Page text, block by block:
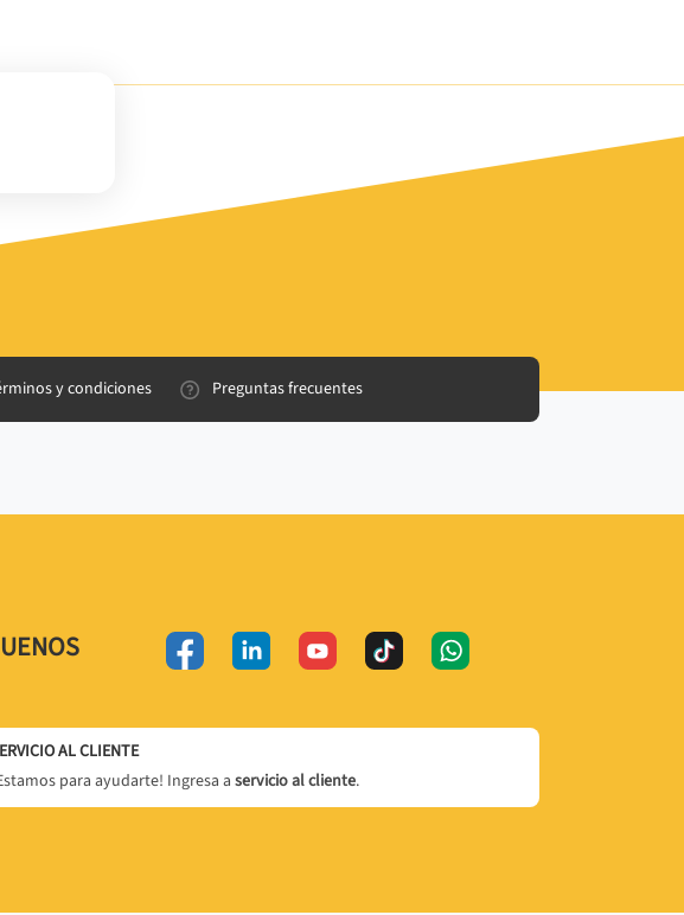
y condiciones Preguntas frecuentes
AL CLIENTE
para ayudarte! Ingresa a servicio al cliente.